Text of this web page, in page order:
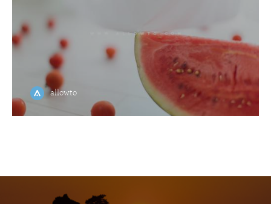
allowto